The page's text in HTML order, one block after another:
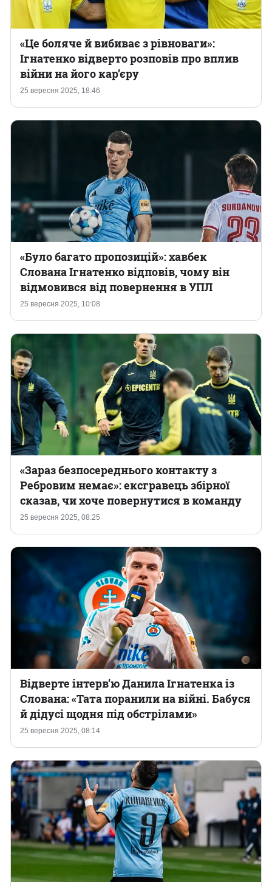
25 вересня 2025, 18:46
«Це боляче й вибиває з рівноваги»:
Ігнатенко відверто розповів про вплив
війни на його кар’єру
25 вересня 2025, 10:08
«Було багато пропозицій»: хавбек
Слована Ігнатенко відповів, чому він
відмовився від повернення в УПЛ
25 вересня 2025, 08:25
«Зараз безпосереднього контакту з
Ребровим немає»: ексгравець збірної
сказав, чи хоче повернутися в команду
25 вересня 2025, 08:14
Відверте інтерв’ю Данила Ігнатенка із
Слована: «Тата поранили на війні. Бабуся
й дідусі щодня під обстрілами»